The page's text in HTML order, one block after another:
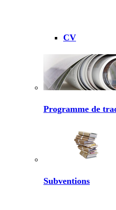
CV
Programme de
Subventions